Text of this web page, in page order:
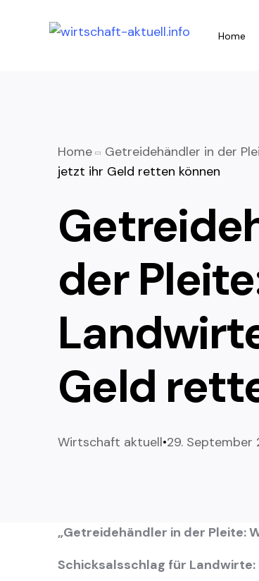
Home
Home Getreidehändler in der
jetzt ihr Geld retten können
der
Geld
Wirtschaft aktuell 29. September
„Getreidehändler in der Pleite:
Schicksalsschlag für